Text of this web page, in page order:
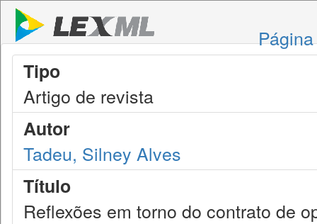
Tipo
Artigo de revista
Autor
Tadeu, Silney Alves
Título
Reflexões em torno do contrato de